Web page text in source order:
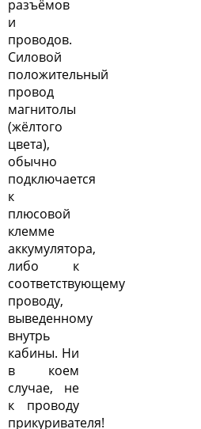
разъёмов
и
проводов.
Силовой
положительный
провод
магнитолы
(жёлтого
цвета),
обычно
подключается
к
плюсовой
клемме
аккумулятора,
либо к
соответствующему
проводу,
выведенному
внутрь
кабины. Ни
в коем
случае, не
к проводу
прикуривателя!